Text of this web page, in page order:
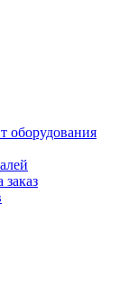
оборудования
заказ